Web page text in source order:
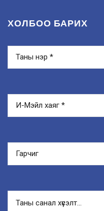
ХОЛБОО БАРИХ